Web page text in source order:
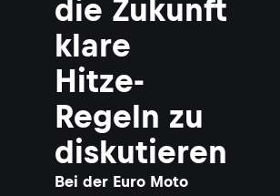
die Zukunft
klare
Hitze-
Regeln zu
diskutieren
Bei der Euro Moto